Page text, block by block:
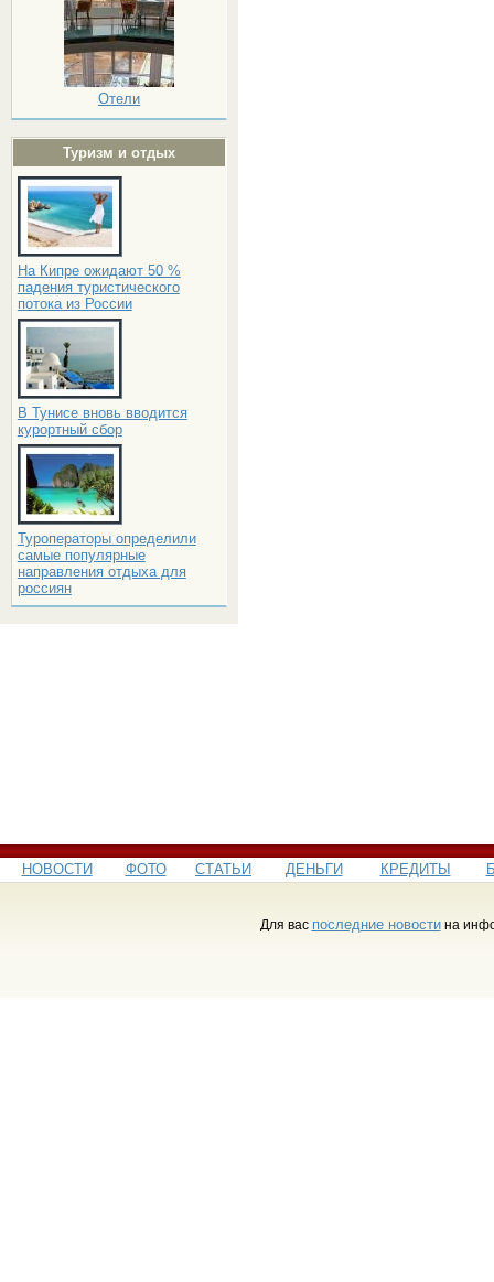
Отели
Туризм и отдых
На Кипре ожидают 50 %
падения туристического
потока из России
В Тунисе вновь вводится
курортный сбор
Туроператоры определили
самые популярные
направления отдыха для
россиян
НОВОСТИ ФОТО СТАТЬИ ДЕНЬГИ КРЕДИТЫ
Для вас последние новостина